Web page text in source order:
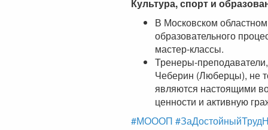
Культура, спорт и
В Московском
образовательного
мастер-классы.
Тренеры-
Чеберин (Люберцы), не
являются настоящими
ценности и активную
#МОООП